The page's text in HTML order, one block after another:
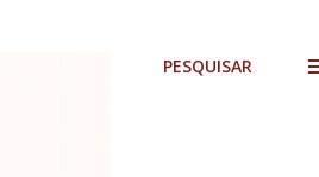
PESQUISAR